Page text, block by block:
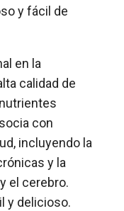
y fácil de
en la
calidad de
con
incluyendo la
y la
el cerebro.
y delicioso.